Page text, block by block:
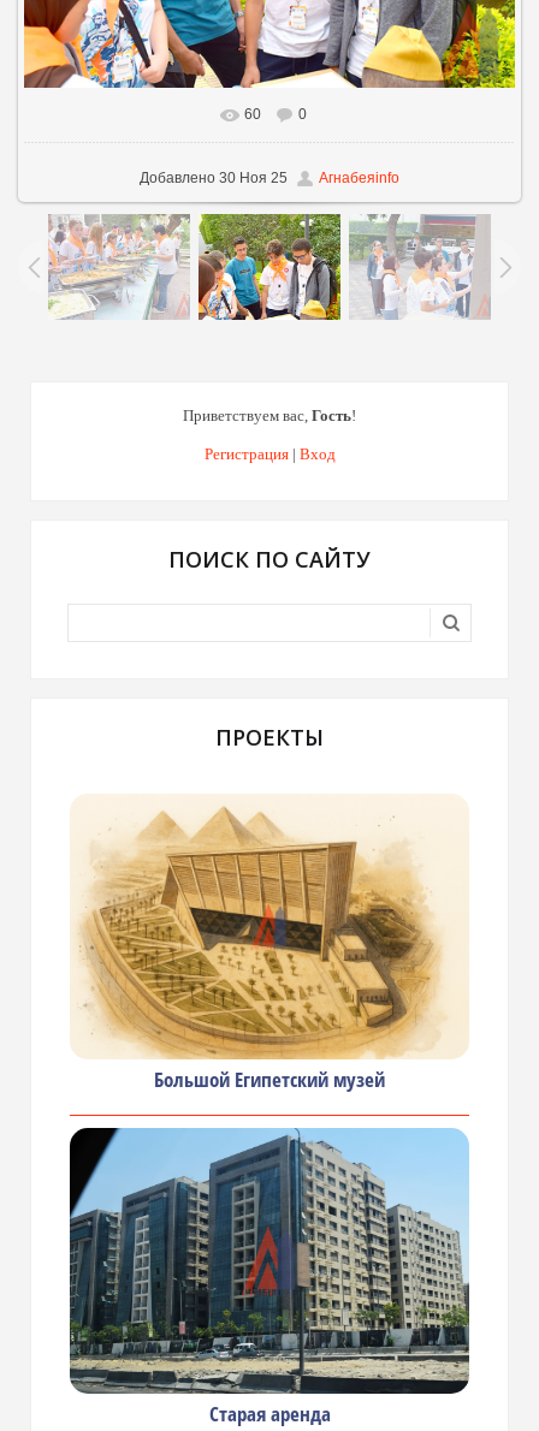
В реальном размере 1100x733
60 0
Добавлено 30 Ноя 25 Агнабеяinfo
Приветствуем вас Гость!
Регистрация| Вход
ПОИСК ПО САЙТУ
ПРОЕКТЫ
Большой Египетский музей
Старая аренда